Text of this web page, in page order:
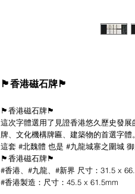
🏴香港磁石牌🏴
🏴香港磁石牌🏴
這次字體選用了見證香港悠久歷史發
牌、文化機構牌匾、建築物的首選字體
這套 #北魏體 也是 #九龍城寨之圍城
🏴香港磁石牌🏴
#香港、#九龍、#新界 尺寸：31.5 x
#香港製造：尺寸：45.5 x 61.5mm